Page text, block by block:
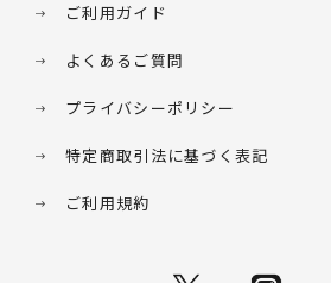
ご利用ガイド
よくあるご質問
プライバシーポリシー
特定商取引法に基づく表記
ご利用規約